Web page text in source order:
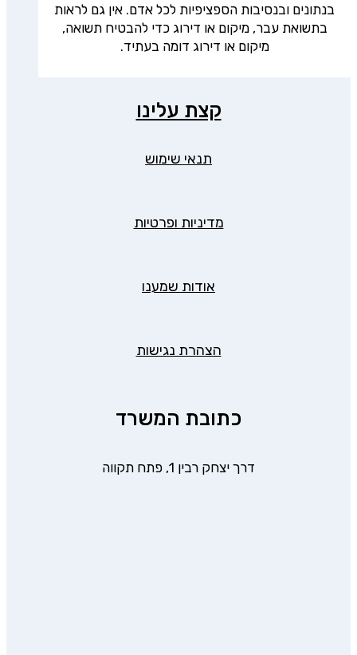
בנתונים ובנסיבות הספציפיות לכל אדם. אין גם לראות
בתשואת עבר, מיקום או דירוג כדי להבטיח תשואה,
מיקום או דירוג דומה בעתיד.
קצת עלינו
תנאי שימוש
מדיניות ופרטיות
אודות שמענו
הצהרת נגישות
כתובת המשרד
דרך יצחק רבין 1, פתח תקווה